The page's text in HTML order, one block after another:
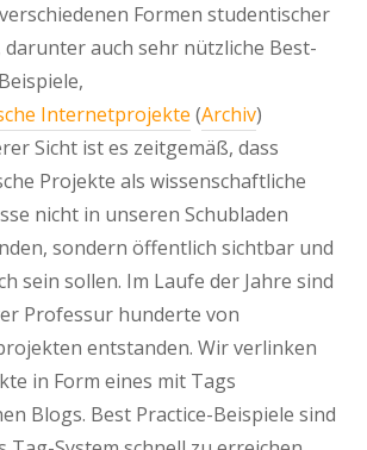
Formen studentischer
darunter auch sehr nützliche Best-
Internetprojekte (Archiv)
Sicht ist es zeitgemäß, dass
Projekte als wissenschaftliche
nicht in unseren Schubladen
sondern öffentlich sichtbar und
sein sollen. Im Laufe der Jahre sind
Professur hunderte von
entstanden. Wir verlinken
in Form eines mit Tags
Blogs. Best Practice-Beispiele sind